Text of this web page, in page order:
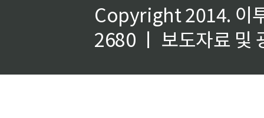
Copyright 2014. 이
2680 ㅣ 보도자료